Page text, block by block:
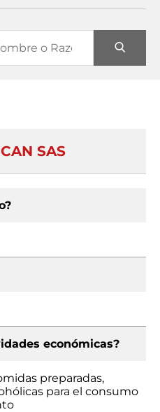
SAS
económicas?
preparadas,
para el consumo